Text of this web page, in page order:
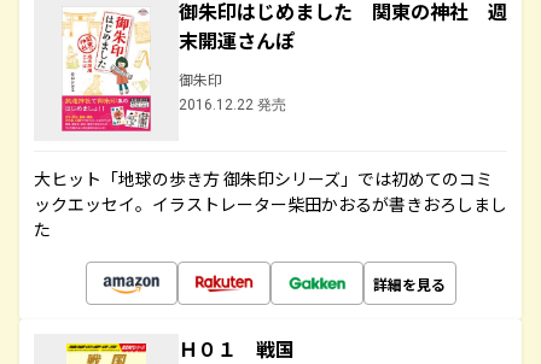
御朱印はじめました 関東の神社 週
末開運さんぽ
御朱印
2016.12.22 発売
大ヒット「地球の歩き方 御朱印シリーズ」では初めてのコミ
ックエッセイ。イラストレーター柴田かおるが書きおろしまし
た
詳細を見る
Ｈ０１ 戦国